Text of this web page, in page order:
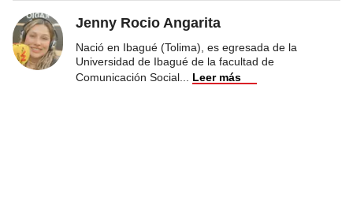
Jenny Rocio Angarita
Nació en Ibagué (Tolima), es egresada de la
Universidad de Ibagué de la facultad de
Comunicación Social
Leer más